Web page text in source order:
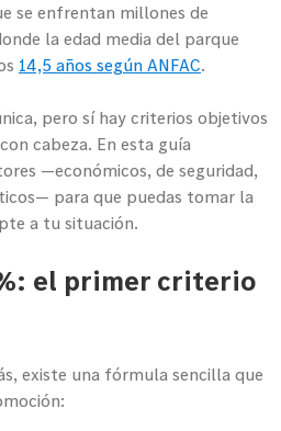
se enfrentan millones de
la edad media del parque
14,5 años según ANFAC.
pero sí hay criterios objetivos
cabeza. En esta guía
—económicos, de seguridad,
para que puedas tomar la
a tu situación.
el primer criterio
existe una fórmula sencilla que